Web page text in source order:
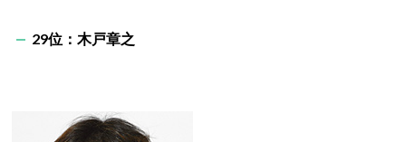
29位：木戸章之